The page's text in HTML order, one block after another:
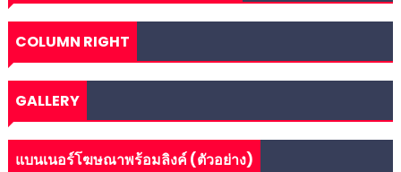
COLUMN RIGHT
GALLERY
แบนเนอร์โฆษณาพร้อมลิงค์ (ตัวอย่าง)